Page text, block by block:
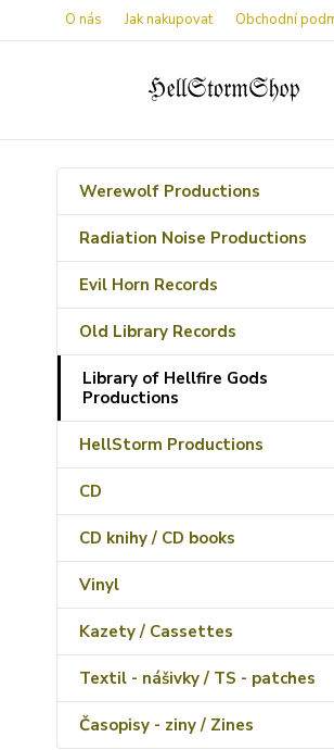
O nás Jak nakupovat Obchodní
Werewolf Productions
Radiation Noise Productions
Evil Horn Records
Old Library Records
Library of Hellfire Gods
Productions
HellStorm Productions
CD
CD knihy / CD books
Vinyl
Kazety / Cassettes
Textil - nášivky / TS - patches
Časopisy - ziny / Zines